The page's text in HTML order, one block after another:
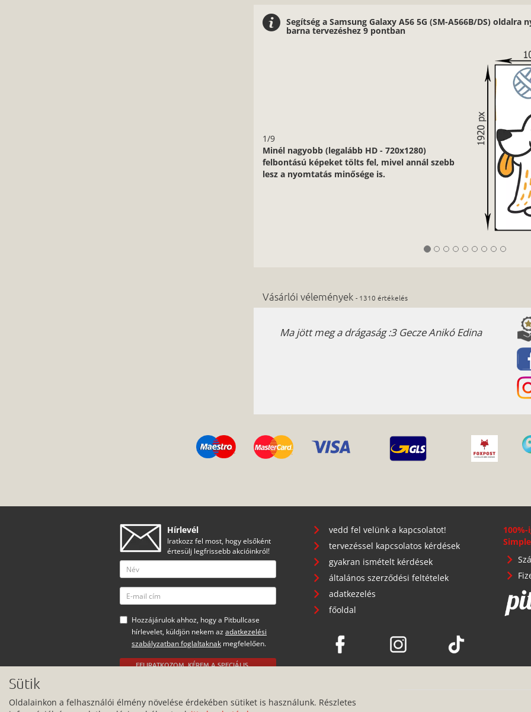
Segítség a Samsung Galaxy A56 5G (SM-A566B/DS)
barna tervezéshez 9 pontban
1/9
Minél nagyobb (legalább HD - 720x1280)
felbontású képeket tölts fel, mivel annál szebb
lesz a nyomtatás minősége is.
Vásárlói vélemények- 1310 értékelés
Ma jött meg a drágaság :3 Gecze Anikó Edina
Hírlevél
Iratkozz fel most, hogy elsőként
értesülj legfrissebb akcióinkról!
Hozzájárulok ahhoz, hogy a Pitbullcase
hírlevelet, küldjön nekem az adatkezelési
szabályzatban foglaltaknak megfelelően.
FELIRATKOZOM, KÉREM A SPECIÁLIS
Minden jog fenntartva.
vedd fel velünk a kapcsolatot!
tervezéssel kapcsolatos kérdések
gyakran ismételt kérdések
általános szerződési feltételek
adatkezelés
főoldal
Sütik
Oldalainkon a felhasználói élmény növelése érdekében sütiket is használunk. Részletes